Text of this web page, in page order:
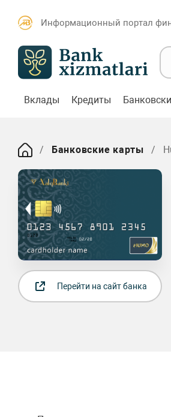
Информационный портал
Вклады Кредиты
Банковские карты
Перейти на сайт банка